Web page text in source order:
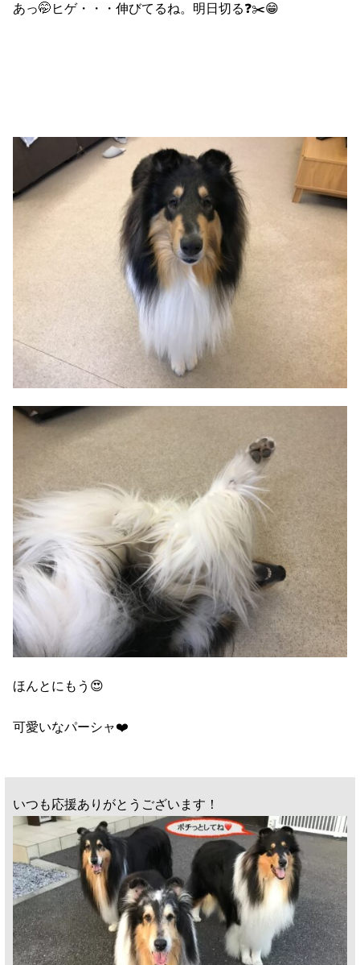
あっ🤭ヒゲ・・・伸びてるね。明日切る❓✂️😁
ほんとにもう😍
可愛いなパーシャ❤️
いつも応援ありがとうございます！